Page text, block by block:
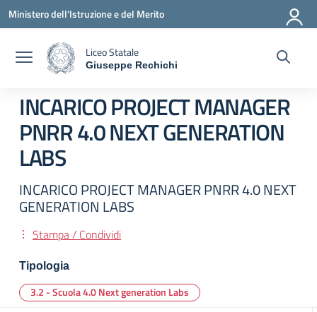
Vai ai contenuti
Vai al menu di navigazione
Vai al footer
Ministero dell'Istruzione e del Merito
Liceo Statale
Giuseppe Rechichi
INCARICO PROJECT MANAGER
PNRR 4.0 NEXT GENERATION
LABS
INCARICO PROJECT MANAGER PNRR 4.0 NEXT
GENERATION LABS
Stampa / Condividi
Tipologia
3.2 - Scuola 4.0 Next generation Labs